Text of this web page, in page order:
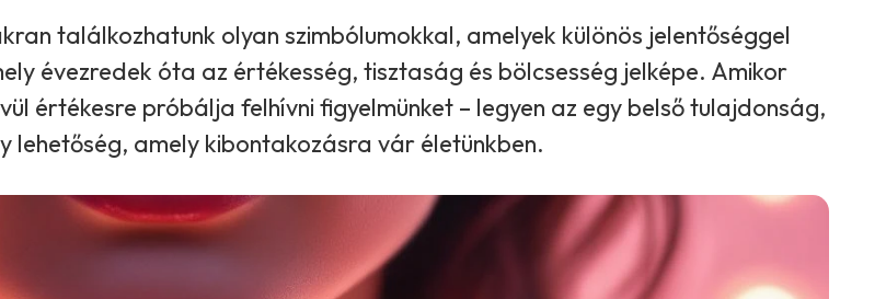
találkozhatunk olyan szimbólumokkal, amelyek különös jelentőséggel
évezredek óta az értékesség, tisztaság és bölcsesség jelképe. Amikor
értékesre próbálja felhívni figyelmünket – legyen az egy belső tulajdonság,
lehetőség, amely kibontakozásra vár életünkben.